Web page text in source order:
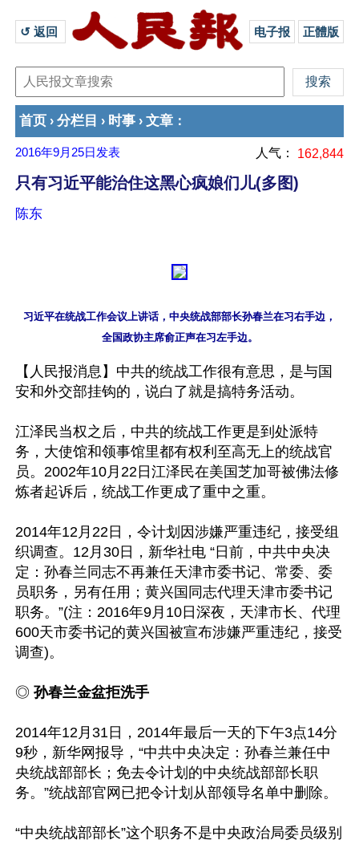
↺ 返回 电子报 正體版
首页 › 分栏目 › 时事 › 文章 ：
2016年9月25日 发表 人气： 162,844
只有习近平能治住这黑心疯娘们儿(多图)
陈东
习近平在统战工作会议上讲话，中央统战部部长孙春兰在习右手边，
【人民报消息】中共的统战工作很有意思，是与国
安和外交部挂钩的，说白了就是搞特务活动。
江泽民当权之后，中共的统战工作更是到处派特
务，大使馆和领事馆里都有权利至高无上的统战官
员。2002年10月22日江泽民在美国芝加哥被佛法修
炼者起诉后，统战工作更成了重中之重。
2014年12月22日，令计划因涉嫌严重违纪，接受组
织调查。12月30日，新华社电 “日前，中共中央决
定：孙春兰同志不再兼任天津市委书记、常委、委
员职务，另有任用；黄兴国同志代理天津市委书记
职务。”(注：2016年9月10日深夜，天津市长、代理
600天市委书记的黄兴国被宣布涉嫌严重违纪，接受
调查)。
◎ 孙春兰金盆拒洗手
2014年12月31日，2014年最后一天的下午3点14分
9秒，新华网报导，“中共中央决定：孙春兰兼任中
央统战部部长；免去令计划的中央统战部部长职
务。”统战部官网已把令计划从部领导名单中删除。
“中央统战部部长”这个职务不是中央政治局委员级别